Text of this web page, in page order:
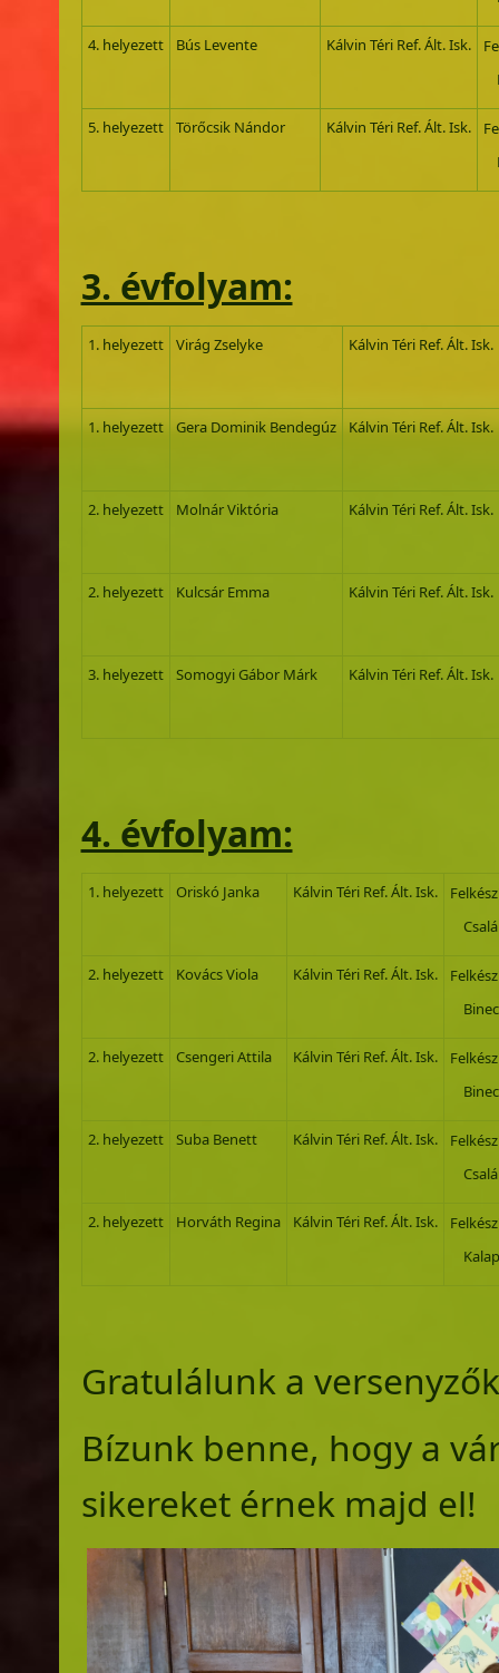
4. helyezett Bús Levente Kálvin Téri Ref. Ált. Isk.
5. helyezett Törőcsik Nándor Kálvin Téri Ref. Ált. Isk.
3. évfolyam:
1. helyezett Virág Zselyke Kálvin Téri Ref. Ált. Isk.
1. helyezett Gera Dominik Bendegúz Kálvin Téri Ref. Ált. Isk.
2. helyezett Molnár Viktória Kálvin Téri Ref. Ált. Isk.
2. helyezett Kulcsár Emma Kálvin Téri Ref. Ált. Isk.
3. helyezett Somogyi Gábor Márk Kálvin Téri Ref. Ált. Isk.
4. évfolyam:
1. helyezett Oriskó Janka Kálvin Téri Ref. Ált. Isk.
2. helyezett Kovács Viola Kálvin Téri Ref. Ált. Isk.
2. helyezett Csengeri Attila Kálvin Téri Ref. Ált. Isk.
2. helyezett Suba Benett Kálvin Téri Ref. Ált. Isk.
2. helyezett Horváth Regina Kálvin Téri Ref. Ált. Isk.
Gratulálunk a
Bízunk benne, hogy a
sikereket érnek majd el!